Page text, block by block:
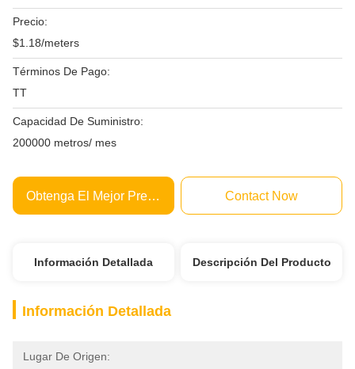
Precio:
$1.18/meters
Términos De Pago:
TT
Capacidad De Suministro:
200000 metros/ mes
Obtenga El Mejor Precio Contact Now
Información Detallada Descripción Del Producto
Información Detallada
Lugar De Origen: